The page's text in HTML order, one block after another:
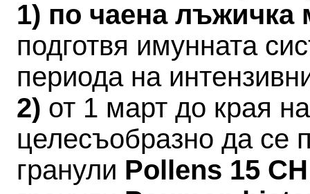
1) по чаена
подготвя имунната
периода на
2) от 1 март до края
целесъобразно да се
гранули Pollens 15